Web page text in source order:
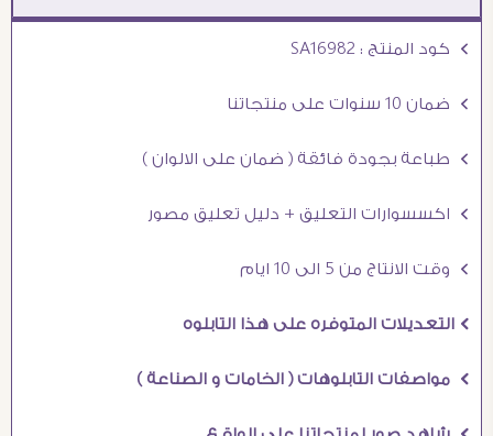
Ö كود المنتج : SA16982
Ö ضمان 10 سنوات على منتجاتنا
Ö طباعة بجودة فائقة ( ضمان على الالوان )
Ö اكسسوارات التعليق + دليل تعليق مصور
Ö وقت الانتاج من 5 الى 10 ايام
Ö التعديلات المتوفره على هذا التابلوه
Ö مواصفات التابلوهات ( الخامات و الصناعة )